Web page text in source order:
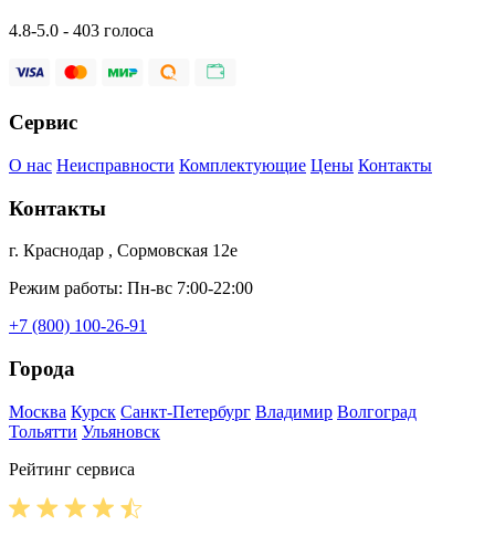
4.8-5.0 - 403 голоса
Сервис
О нас Неисправности Комплектующие Цены Контакты
Контакты
г. Краснодар , Сормовская 12е
Режим работы: Пн-вс 7:00-22:00
+7 (800) 100-26-91
Города
Москва Курск Санкт-Петербург Владимир Волгоград
Тольятти Ульяновск
Рейтинг сервиса